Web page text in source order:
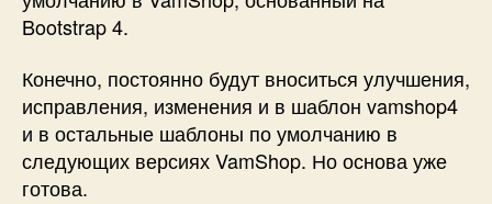
Bootstrap 4.
Конечно, постоянно будут вноситься улучшения,
исправления, изменения и в шаблон vamshop4
и в остальные шаблоны по умолчанию в
следующих версиях VamShop. Но основа уже
готова.